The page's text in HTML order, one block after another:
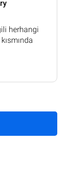
herhangi